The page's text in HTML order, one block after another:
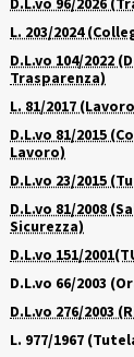
L. 203/2024
D.L.vo 104/2022
Trasparenza)
L. 81/2017
D.L.vo 81/2015
Lavoro)
D.L.vo 23/2015
D.L.vo 81/2008
Sicurezza)
D.L.vo 151/
D.L.vo 66/2003
D.L.vo 276/2003
L. 977/1967